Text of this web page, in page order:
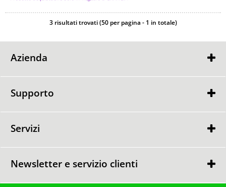
3 risultati trovati (50 per pagina - 1 in totale)
Azienda
GARANZIA
Supporto
Servizi
Newsletter e servizio clienti
TEL. 091 980 97 57